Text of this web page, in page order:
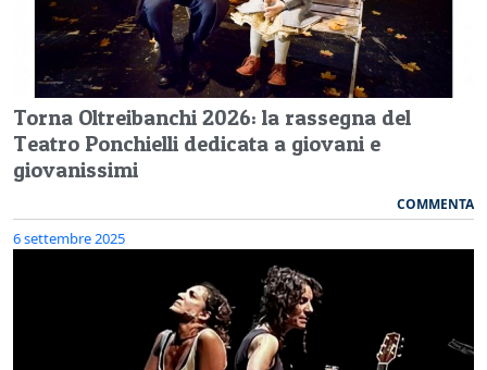
Torna Oltreibanchi 2026: la rassegna del
Teatro Ponchielli dedicata a giovani e
giovanissimi
COMMENTA
6 settembre 2025